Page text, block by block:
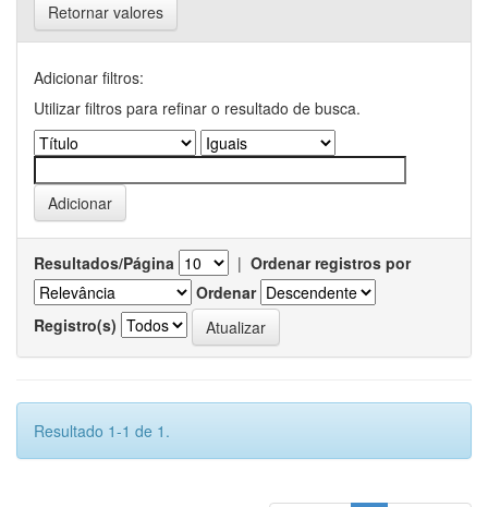
Retornar valores
Adicionar filtros:
Utilizar filtros para refinar o resultado de busca.
Resultados/Página | Ordenar registros por
Ordenar
Registro(s)
Resultado 1-1 de 1.